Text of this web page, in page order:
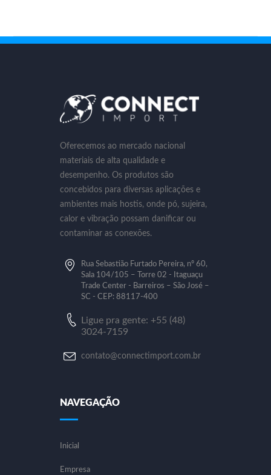
Oferecemos ao mercado nacional
materiais de alta qualidade e
desempenho. Os produtos são
concebidos para diversas aplicações e
ambientes mais hostis, onde pó, sujeira,
calor e vibração possam danificar ou
contaminar as conexões.
Rua Sebastião Furtado Pereira, nº 60,
Sala 104/105 – Torre 02 - Itaguaçu
Trade Center - Barreiros – São José –
SC - CEP: 88117-400
Ligue pra gente: +55 (48)
3024-7159
contato@connectimport.com.br
NAVEGAÇÃO
Inicial
Empresa